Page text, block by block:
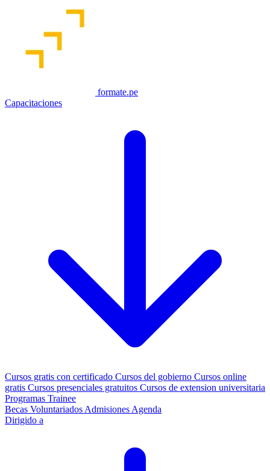
formate.pe
Capacitaciones
Cursos gratis con certificado Cursos del gobierno Cursos online
gratis Cursos presenciales gratuitos Cursos de extension universitaria
Programas Trainee
Becas Voluntariados Admisiones Agenda
Dirigido a